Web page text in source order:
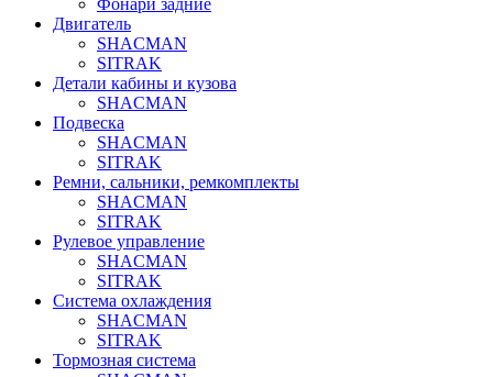
Двигатель
SHACMAN
SITRAK
Детали кабины и кузова
SHACMAN
Подвеска
SHACMAN
SITRAK
Ремни, сальники, ремкомплекты
SHACMAN
SITRAK
Рулевое управление
SHACMAN
SITRAK
Система охлаждения
SHACMAN
SITRAK
Тормозная система